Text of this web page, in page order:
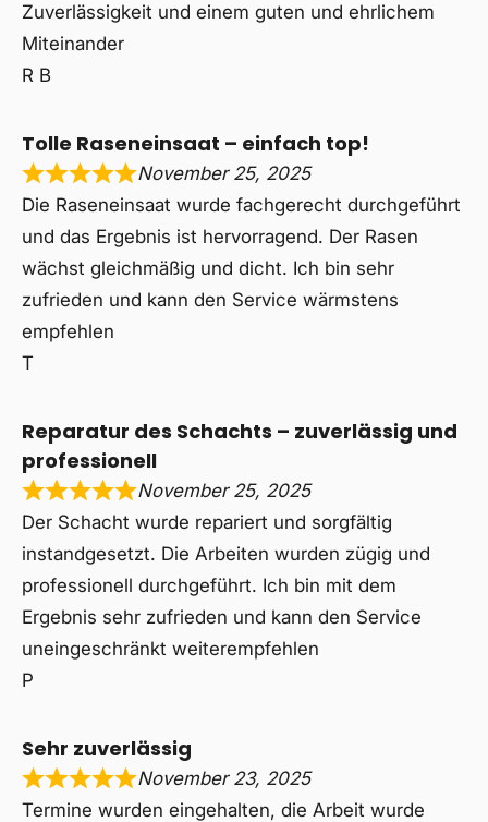
Zuverlässigkeit und einem guten und ehrlichem
Miteinander
R B
Tolle Raseneinsaat – einfach top!
November 25, 2025
Die Raseneinsaat wurde fachgerecht durchgeführt
und das Ergebnis ist hervorragend. Der Rasen
wächst gleichmäßig und dicht. Ich bin sehr
zufrieden und kann den Service wärmstens
empfehlen
T
Reparatur des Schachts – zuverlässig und
professionell
November 25, 2025
Der Schacht wurde repariert und sorgfältig
instandgesetzt. Die Arbeiten wurden zügig und
professionell durchgeführt. Ich bin mit dem
Ergebnis sehr zufrieden und kann den Service
uneingeschränkt weiterempfehlen
P
Sehr zuverlässig
November 23, 2025
Termine wurden eingehalten, die Arbeit wurde